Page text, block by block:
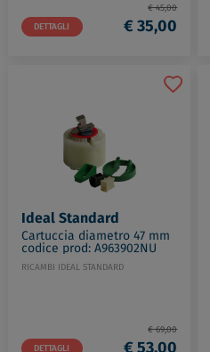
DETTAGLI
€ 45,00
€ 35,00
Ideal Standard
Cartuccia diametro 47 mm
codice prod: A963902NU
RICAMBI IDEAL STANDARD
DETTAGLI
€ 69,00
€ 53,00